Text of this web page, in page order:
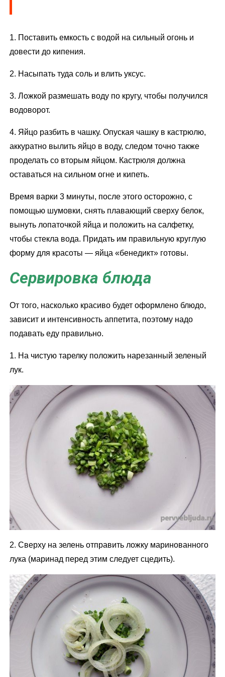
1. Поставить емкость с водой на сильный огонь и
довести до кипения.
2. Насыпать туда соль и влить уксус.
3. Ложкой размешать воду по кругу, чтобы получился
водоворот.
4. Яйцо разбить в чашку. Опуская чашку в кастрюлю,
аккуратно вылить яйцо в воду, следом точно также
проделать со вторым яйцом. Кастрюля должна
оставаться на сильном огне и кипеть.
Время варки 3 минуты, после этого осторожно, с
помощью шумовки, снять плавающий сверху белок,
вынуть лопаточкой яйца и положить на салфетку,
чтобы стекла вода. Придать им правильную круглую
форму для красоты — яйца «бенедикт» готовы.
Сервировка блюда
От того, насколько красиво будет оформлено блюдо,
зависит и интенсивность аппетита, поэтому надо
подавать еду правильно.
1. На чистую тарелку положить нарезанный зеленый
лук.
2. Сверху на зелень отправить ложку маринованного
лука (маринад перед этим следует сцедить).